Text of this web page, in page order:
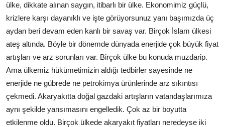
ülke, dikkate alınan saygın, itibarlı bir ülke. Ekonomimiz güçlü,
krizlere karşı dayanıklı ve işte görüyorsunuz yanı başımızda üç
aydan beri devam eden kanlı bir savaş var. Birçok İslam ülkesi
ateş altında. Böyle bir dönemde dünyada enerjide çok büyük fiyat
artışları ve arz sorunları var. Birçok ülke bu konuda muzdarip.
Ama ülkemiz hükümetimizin aldığı tedbirler sayesinde ne
enerjide ne gübrede ne petrokimya ürünlerinde arz sıkıntısı
çekmedi. Akaryakıtta doğal gazdaki artışların vatandaşlarımıza
aynı şekilde yansımasını engelledik. Çok az bir boyutta
etkilenme oldu. Birçok ülkede akaryakıt fiyatları neredeyse iki